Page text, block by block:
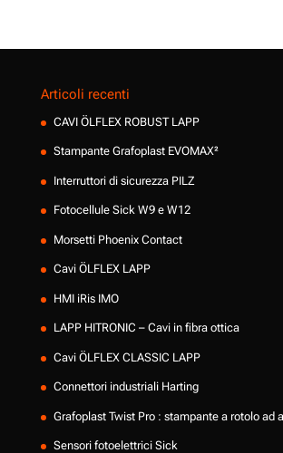
Articoli recenti
CAVI ÖLFLEX ROBUST LAPP
Stampante Grafoplast EVOMAX²
Interruttori di sicurezza PILZ
Fotocellule Sick W9 e W12
Morsetti Phoenix Contact
Cavi ÖLFLEX LAPP
HMI iRis IMO
LAPP HITRONIC – Cavi in fibra ottica
Cavi ÖLFLEX CLASSIC LAPP
Connettori industriali Harting
Grafoplast Twist Pro : stampante a rotolo ad
Sensori fotoelettrici Sick